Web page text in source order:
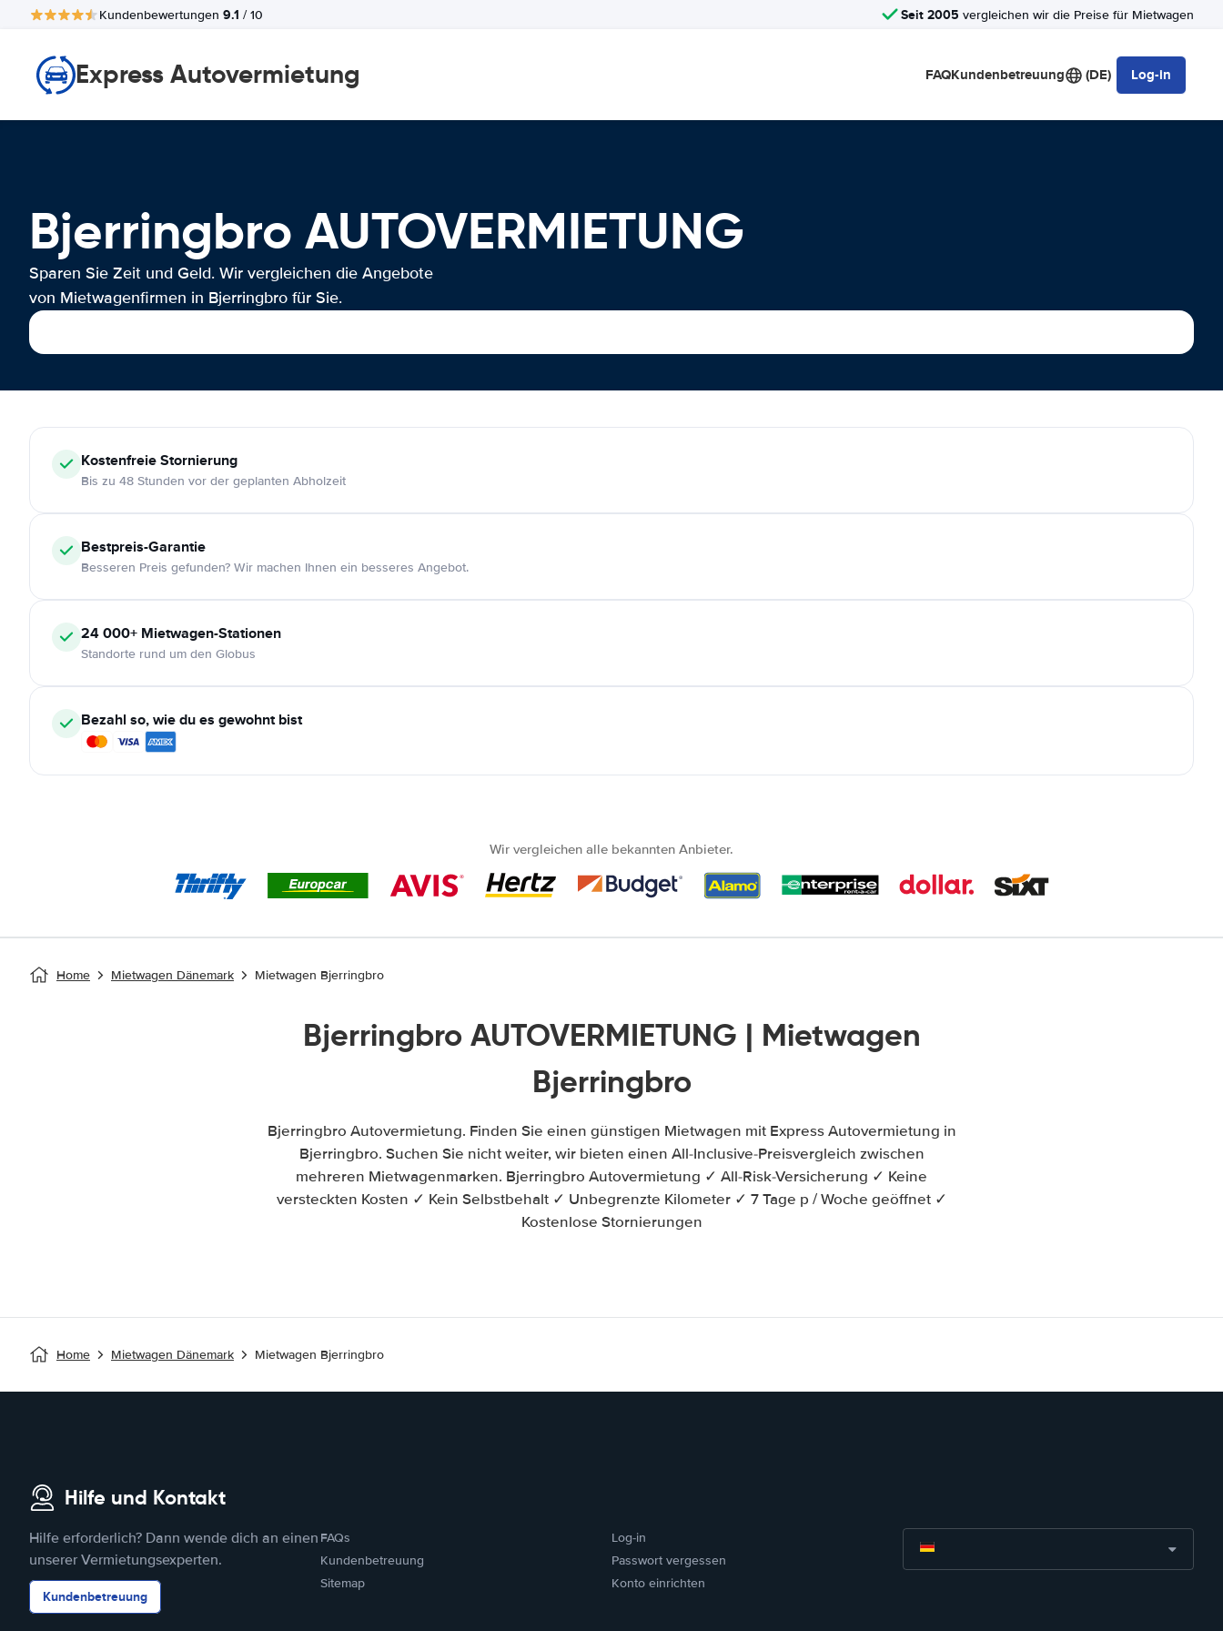
Kundenbewertungen 9.1 / 10 Seit 2005 vergleichen wir die Preise für Mietwagen
Express Autovermietung FAQKundenbetreuung (DE) Log-in
Bjerringbro AUTOVERMIETUNG
Sparen Sie Zeit und Geld. Wir vergleichen die Angebote
von Mietwagenfirmen in Bjerringbro für Sie.
KostenfreieStornierung
Bis zu 48 Stunden vor der geplanten Abholzeit
Bestpreis-Garantie
Besseren Preis gefunden? Wir machen Ihnen ein besseres Angebot.
24 000+ Mietwagen-Stationen
Standorte rund um den Globus
Bezahl so, wie du es gewohnt bist
Wir vergleichen alle bekannten Anbieter.
Home Mietwagen Dänemark Mietwagen Bjerringbro
Bjerringbro AUTOVERMIETUNG | Mietwagen
Bjerringbro
Bjerringbro Autovermietung. Finden Sie einen günstigen Mietwagen mit Express Autovermietung in
Bjerringbro. Suchen Sie nicht weiter, wir bieten einen All-Inclusive-Preisvergleich zwischen
mehreren Mietwagenmarken. Bjerringbro Autovermietung ✓ All-Risk-Versicherung ✓ Keine
versteckten Kosten ✓ Kein Selbstbehalt ✓ Unbegrenzte Kilometer ✓ 7 Tage p / Woche geöffnet ✓
Kostenlose Stornierungen
Home Mietwagen Dänemark Mietwagen Bjerringbro
Hilfe und Kontakt
Hilfe erforderlich? Dann wende dich an einen
unserer Vermietungsexperten.
Kundenbetreuung
FAQs
Kundenbetreuung
Sitemap
Log-in
Passwort vergessen
Konto einrichten